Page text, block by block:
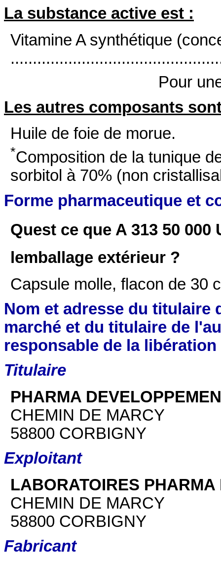
La substance active est :
Vitamine A synthétique
Pour
Les autres composants
Huile de foie de morue.
*Composition de la tunique
sorbitol à 70% (non
Forme pharmaceutique et
Quest ce que A 313 50
lemballage extérieur ?
Capsule molle, flacon de 30
Nom et adresse du titulaire
marché et du titulaire de
responsable de la
Titulaire
PHARMA
CHEMIN DE MARCY
58800 CORBIGNY
Exploitant
LABORATOIRES PHARMA
CHEMIN DE MARCY
58800 CORBIGNY
Fabricant